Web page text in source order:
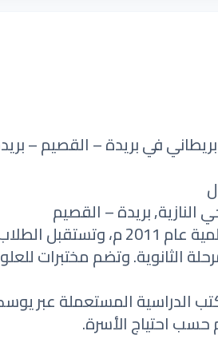
في بريدة – القصيم –
بريدة – القصيم
تأسست مدرسة الوسام العالمية عام
الثانوية. وتضم مختبرات
الدراسية المستعملة عبر
حسب احتياج الأسرة.